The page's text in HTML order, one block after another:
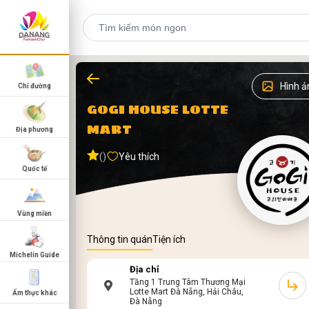
Chỉ đường
Địa phương
Quốc tế
Vùng miền
Michelin Guide
Ẩm thực khác
Hình
GOGI HOUSE LOTTE
MART
() Yêu thích
Thông tin quánTiện ích
Địa chỉ
Tầng 1 Trung Tâm Thương Mại
Lotte Mart Đà Nẵng, Hải Châu,
Đà Nẵng